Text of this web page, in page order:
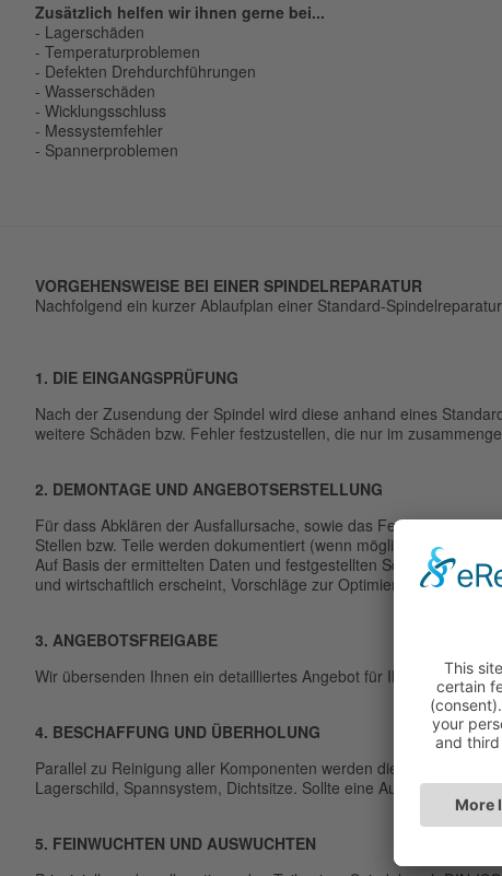
Zusätzlich helfen wir ihnen gerne bei...
- Lagerschäden
- Temperaturproblemen
- Defekten Drehdurchführungen
- Wasserschäden
- Wicklungsschluss
- Messystemfehler
- Spannerproblemen
VORGEHENSWEISE BEI EINER SPINDELREPARATUR
Nachfolgend ein kurzer Ablaufplan einer Standard-
1. DIE EINGANGSPRÜFUNG
Nach der Zusendung der Spindel wird diese anhand eines
weitere Schäden bzw. Fehler festzustellen, die nur im
2. DEMONTAGE UND ANGEBOTSERSTELLUNG
Für dass Abklären der Ausfallursache, sowie das Feststellen des
Stellen bzw. Teile werden dokumentiert (wenn möglich mit Foto).
Auf Basis der ermittelten Daten und festgestellten Schäden wird
und wirtschaftlich erscheint, Vorschläge zur Optimierung Ihrer
3. ANGEBOTSFREIGABE
Wir übersenden Ihnen ein detailliertes Angebot für Ihre
4. BESCHAFFUNG UND ÜBERHOLUNG
Parallel zu Reinigung aller Komponenten werden die Ersatzteile
Lagerschild, Spannsystem, Dichtsitze. Sollte eine Aufarbeitung
5. FEINWUCHTEN UND AUSWUCHTEN